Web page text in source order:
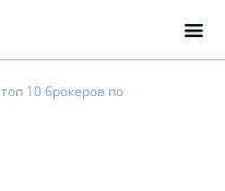
10 брокеров по